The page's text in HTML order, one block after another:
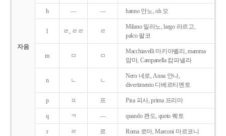
자음
h ― ― hanno 안노, oh 오
l ㄹ, ㄹㄹ ㄹ
Milano 밀라노, largo 라르고,
palco 팔코
m ㅁ ㅁ
Macchiavelli 마키아벨리, mamma
맘마, Campanella 캄파넬라
n ㄴ ㄴ
Nero 네로, Anna 안나,
divertimento 디베르티멘토
p ㅍ 프 Pisa 피사, prima 프리마
q ㅋ ― quando 콴도, queto 퀘토
r ㄹ 르 Roma 로마, Marconi 마르코니